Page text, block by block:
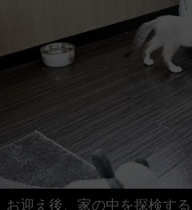
お迎え後、家の中を探検す